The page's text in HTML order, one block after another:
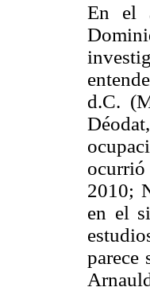
En el
d.C.
ocurrió
2010;
en el
parece